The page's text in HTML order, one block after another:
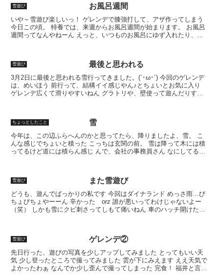
雪遊び お風呂週間
いや～雪遊び楽しいっ！ ゲレンデで膝強打して、アザ作ってしまう
今日この頃。 特養では、来週からお風呂週間が始まります。 お風呂
週間ってなんやねーん えっと、いつものお風呂にゆず入れたり、ミ
雪遊び 最後と思われる
3月2日に最後と思われる雪行ってきました。(`･ω･´) 今回のゲレンデ
は、めいほう 前行って、結構イイ感じやん♪とちょいとお気に入り
ゲレンデ広くて滑りやすいねん グラトリや、壁使って遊んだりする
ちょっとしたこと 雪
今年は、この辺ふらへんのかと思ってたら、降りましたよ、雪。 こ
んな感じでちょいと積った こっちは玄関の前。 雪は降って木には積
ってるけど道には積らん感じ んで、会社の事務員さん なにしてるで
雪遊び また雪遊び
どうも、遊んでばっかりの私です 今回はダイナランド めっさ雨…び
ちょびちょやーーん 辛かった orz 誰が悪いってわけじゃないよー
（笑） しかも雪にクビ刺さってしもて痛いねん 車のハッチ開けたと
雪遊び ゲレンデ②
先日行った、遊びの写真を少しアップしてみました とってもいい天
気 少し登ったところで撮ってみました 雲が下にみえます ええ天気で
よかったわぁ なんでか少し歪んで撮ってしまった 完食！ 福井と言え